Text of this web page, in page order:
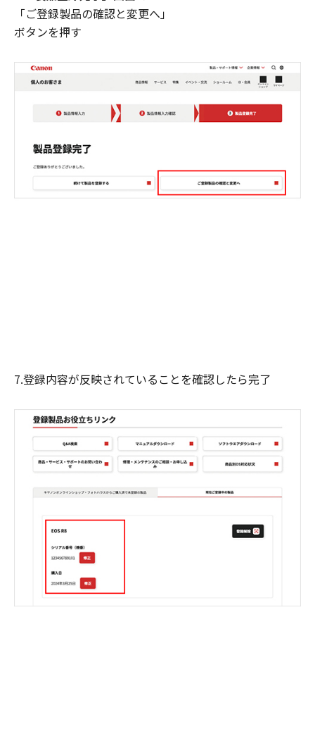
「ご登録製品の確認と変更へ」
ボタンを押す
7.登録内容が反映されていることを確認したら完了